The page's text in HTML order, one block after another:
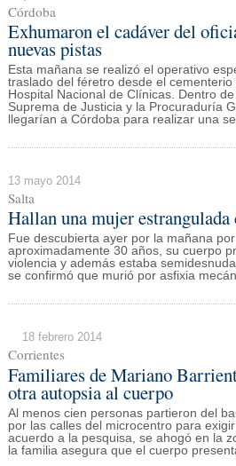
Córdoba
Exhumaron el cadáver del
nuevas pistas
Esta mañana se realizó el operativo
traslado del féretro desde el cementerio
Hospital Nacional de Clínicas. Dentro
Suprema de Justicia y la Procuraduría
llegarían a Córdoba para realizar una
13 mayo 2014
Salta
Hallan una mujer estrangulada
Fue descubierta ayer por la mañana
aproximadamente 30 años, su cuerpo
violencia y además estaba
se confirmó que murió por asfixia
18 febrero 2014
Corrientes
Familiares de Mariano
otra autopsia al cuerpo
Al menos cien personas partieron del
por las calles del microcentro para
acuerdo a la pesquisa, se ahogó en la
la familia asegura que el cuerpo